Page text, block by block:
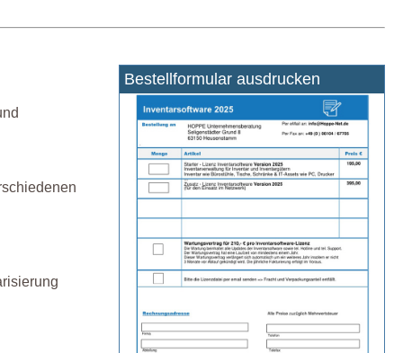
Bestellformular ausdrucken